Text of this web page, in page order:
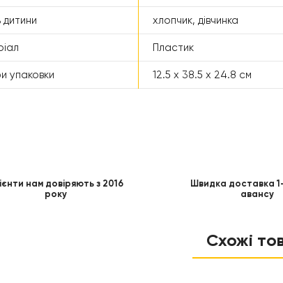
хлопчик, дівчинка
Пластик
упаковки 12.5 x 38.5 x 24.8 см
нам довіряють з 2016
року
Швидка доставка
авансу
Схожі